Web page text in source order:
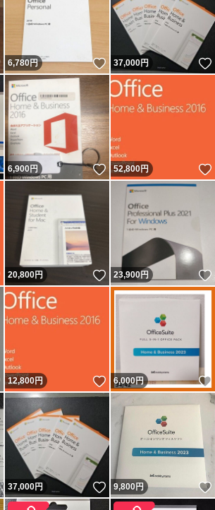
いいね！
6,780円 いいね！
37,000円
いいね！
6,900円 いいね！
52,800円
いいね！
20,800円 いいね！
23,900円
いいね！
12,800円 いいね！
6,000円
いいね！
37,000円 いいね！
9,800円